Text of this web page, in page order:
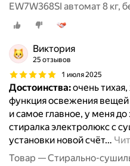
EW7W368SI автомат 8 кг,
Виктория
25 отзывов
1 июля 2025
Достоинства:очень
функция освежения
и самое главное, у меня до
стиралка электролюкс с
установки новой счёт…
Товар — Стирально-